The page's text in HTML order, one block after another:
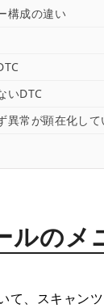
構成の違い
いDTC
異常が顕在化して
ルのメ
て、スキャン